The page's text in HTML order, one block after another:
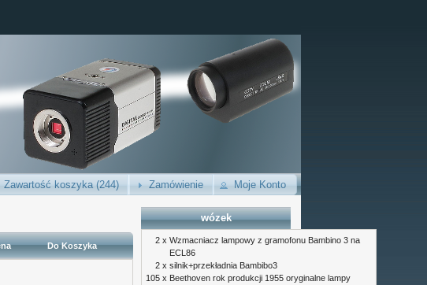
Zawartość koszyka (244) Zamówienie Moje Konto
Do Koszyka
wózek
2 x Wzmacniacz lampowy z gramofonu Bambino 3 na
ECL86
2 x silnik+przekładnia Bambibo3
105 x Beethoven rok produkcji 1955 oryginalne lampy